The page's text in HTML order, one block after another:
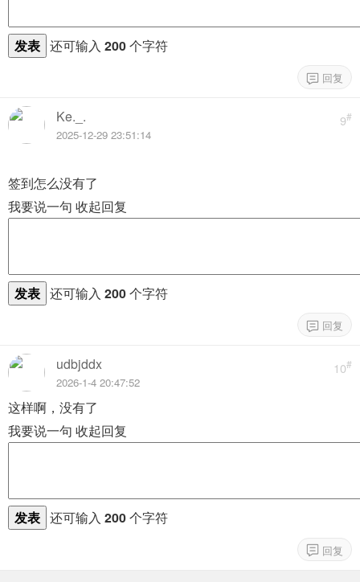
发表 还可输入 200个字符
9#
Ke._.
2025-12-29 23:51:14
签到怎么没有了
我要说一句 收起回复
发表 还可输入 200个字符
10#
udbjddx
2026-1-4 20:47:52
这样啊，没有了
我要说一句 收起回复
发表 还可输入 200个字符